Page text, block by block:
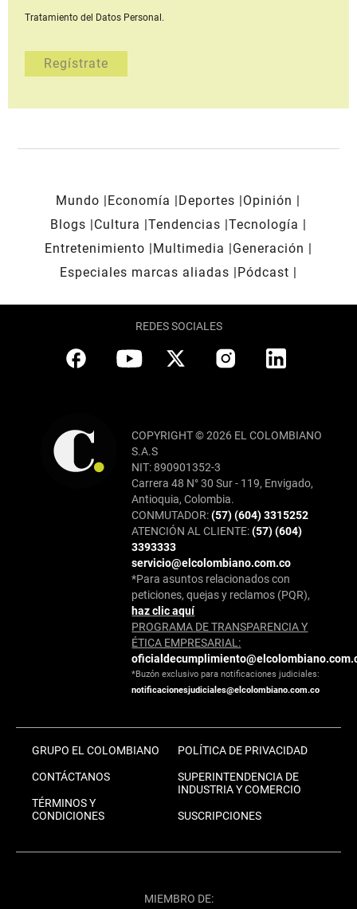
Tratamiento del Datos Personal.
Mundo Economía Deportes
Opinión
Blogs
Cultura Tendencias Tecnología
Entretenimiento
Multimedia
Generación
Especiales marcas aliadas
Pódcast
REDES SOCIALES
COPYRIGHT © 2026 EL COLOMBIANO
S.A.S
NIT: 890901352-3
Carrera 48 N° 30 Sur - 119, Envigado,
Antioquia, Colombia.
CONMUTADOR:(57) (604) 3315252
ATENCIÓN AL CLIENTE:(57) (604)
3393333
servicio@elcolombiano.com.co
*Para asuntos relacionados con
peticiones, quejas y reclamos (PQR),
haz clic aquí
PROGRAMA DE TRANSPARENCIA Y
ÉTICA EMPRESARIAL:
*Buzón exclusivo para notificaciones judiciales:
notificacionesjudiciales@elcolombiano.com.co
GRUPO EL COLOMBIANO
CONTÁCTANOS
TÉRMINOS Y
CONDICIONES
POLÍTICA DE PRIVACIDAD
SUPERINTENDENCIA DE
INDUSTRIA Y COMERCIO
SUSCRIPCIONES
MIEMBRO DE: